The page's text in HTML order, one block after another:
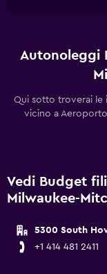
Autonoleggi
Qui sotto troverai le
vicino a
Vedi Budget
Milwaukee-
5300 South
+1 414 481 2411